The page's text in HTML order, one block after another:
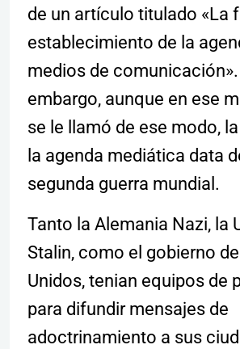
de un artículo titulado «La
establecimiento de la
medios de comunicación».
embargo, aunque en ese
se le llamó de ese modo,
la agenda mediática data
segunda guerra mundial.
Tanto la Alemania Nazi, la
Stalin, como el gobierno
Unidos, tenian equipos de
para difundir mensajes de
adoctrinamiento a sus